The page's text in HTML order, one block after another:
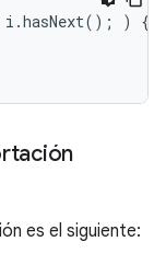
) {
es el siguiente: